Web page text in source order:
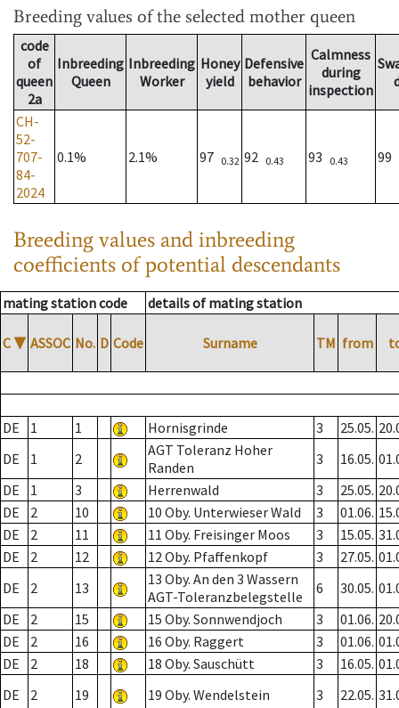
Breeding values of the selected mother queen
code
of
queen
2a
Inbreeding
Queen
Inbreeding
Worker
Honey
yield
Defensive
behavior
Calmness
during
inspection
CH-
52-
707-
84-
2024
0.1% 2.1% 97 0.32 92 0.43 93 0.43 99
Breeding values and inbreeding
coefficients of potential descendants
mating station code details of mating station
C ▼ ASSOC No. D Code Surname TM from
DE 1 1 Hornisgrinde 3 25.05.
DE
1 2
AGT Toleranz Hoher
Randen
3 16.05.
DE
1 3 Herrenwald 3 25.05.
DE
2 10 10 Oby. Unterwieser Wald 3 01.06.
DE
2 11 11 Oby. Freisinger Moos 3 15.05.
DE
2 12 12 Oby. Pfaffenkopf 3 27.05.
DE
2 13
13 Oby. An den 3 Wassern
AGT-Toleranzbelegstelle
6 30.05.
DE
2 15 15 Oby. Sonnwendjoch 3 01.06.
DE
2 16 16 Oby. Raggert 3 01.06.
DE
2 18 18 Oby. Sauschütt 3 16.05.
DE
2 19 19 Oby. Wendelstein 3 22.05.